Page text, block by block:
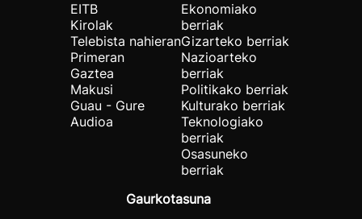
EITB
Kirolak
Telebista nahieran
Primeran
Gaztea
Makusi
Guau - Gure
Audioa
Ekonomiako
berriak
Gizarteko berriak
Nazioarteko
berriak
Politikako berriak
Kulturako berriak
Teknologiako
berriak
Osasuneko
berriak
Gaurkotasuna